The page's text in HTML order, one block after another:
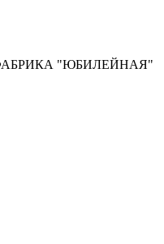
"ЮБИЛЕЙНАЯ"